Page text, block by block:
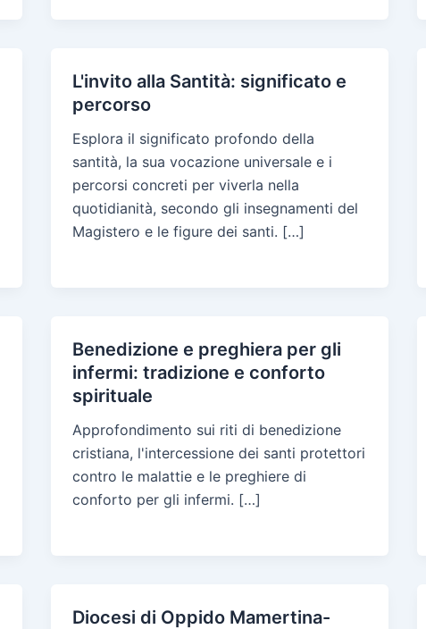
L'invito alla Santità: significato e
percorso
Esplora il significato profondo della
santità, la sua vocazione universale e i
percorsi concreti per viverla nella
quotidianità, secondo gli insegnamenti del
Magistero e le figure dei santi. […]
Benedizione e preghiera per gli
infermi: tradizione e conforto
spirituale
Approfondimento sui riti di benedizione
cristiana, l'intercessione dei santi protettori
contro le malattie e le preghiere di
conforto per gli infermi. […]
Diocesi di Oppido Mamertina-